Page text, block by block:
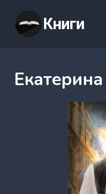
содержимому
Книги